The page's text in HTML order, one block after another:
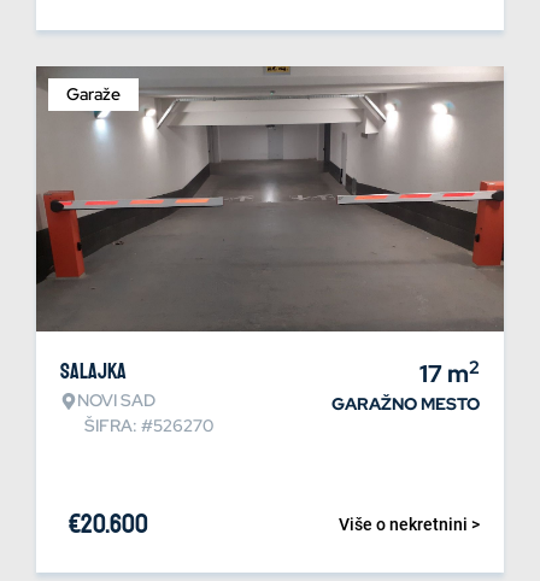
Garaže
Salajka
NOVI SAD
ŠIFRA: #526270
17m2
GARAŽNO MESTO
Više o nekretnini >
€20.600